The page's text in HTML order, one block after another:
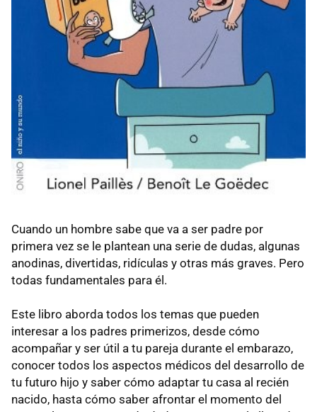
Cuando un hombre sabe que va a ser padre por
primera vez se le plantean una serie de dudas, algunas
anodinas, divertidas, ridículas y otras más graves. Pero
todas fundamentales para él.
Este libro aborda todos los temas que pueden
interesar a los padres primerizos, desde cómo
acompañar y ser útil a tu pareja durante el embarazo,
conocer todos los aspectos médicos del desarrollo de
tu futuro hijo y saber cómo adaptar tu casa al recién
nacido, hasta cómo saber afrontar el momento del